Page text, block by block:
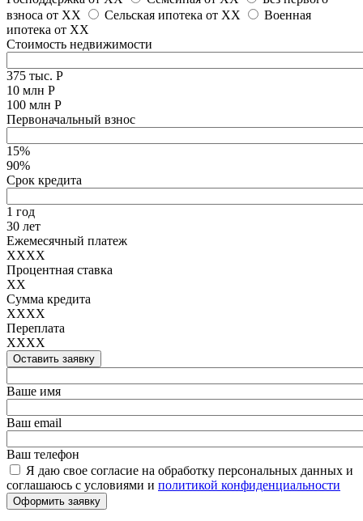
взноса от XX Сельская ипотека от XX
Военная
ипотека от XX
Стоимость недвижимости
375 тыс. Р
10 млн Р
100 млн Р
Первоначальный взнос
15%
90%
Срок кредита
1 год
30 лет
Ежемесячный платеж
XXXX
Процентная ставка
XX
Сумма кредита
XXXX
Переплата
XXXX
Оставить заявку
Ваше имя
Ваш email
Ваш телефон
Я даю свое согласие на обработку персональных данных и
соглашаюсь с условиями и политикой конфиденциальности
Оформить заявку